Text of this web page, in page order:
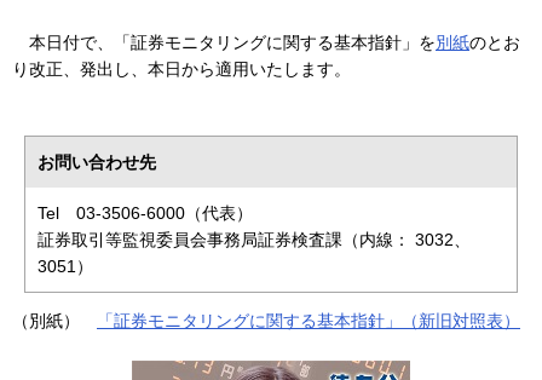
本日付で、「証券モニタリングに関する基本指針」を別紙のとお
り改正、発出し、本日から適用いたします。
お問い合わせ先
Tel 03-3506-6000（代表）
証券取引等監視委員会事務局証券検査課（内線： 3032、
3051）
（別紙） 「証券モニタリングに関する基本指針」（新旧対照表）